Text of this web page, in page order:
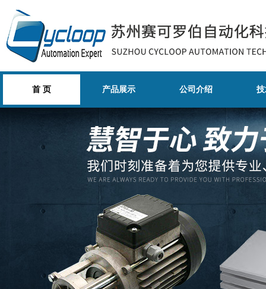
首 页 产品展示 公司介绍